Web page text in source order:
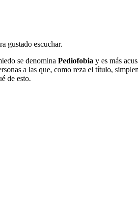
gustado escuchar.
se denomina Pediofobia y es más
a las que, como reza el título,
de esto.